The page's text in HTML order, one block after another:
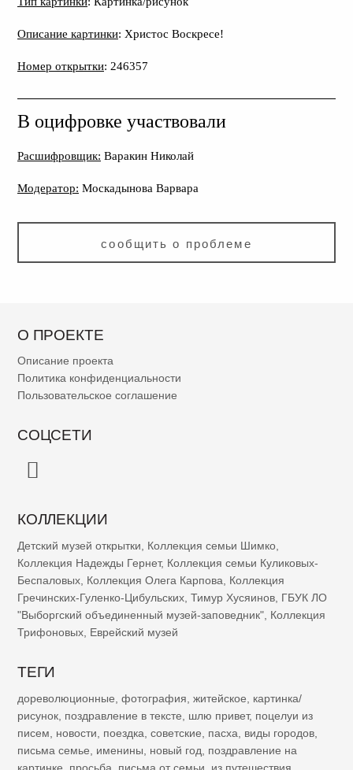
Описание картинки: Христос Воскресе!
Номер открытки: 246357
В оцифровке участвовали
Расшифровщик: Варакин Николай
Модератор: Москадынова Варвара
сообщить о проблеме
О ПРОЕКТЕ
Описание проекта
Политика конфиденциальности
Пользовательское соглашение
СОЦСЕТИ
КОЛЛЕКЦИИ
Детский музей открытки Коллекция семьи Шимко
Коллекция Надежды Гернет, Коллекция семьи Куликовых-
Беспаловых Коллекция Олега Карпова
Коллекция
Гречинских-Гуленко-Цибульских Тимур Хусяинов ГБУК ЛО
"Выборгский объединенный музей-заповедник" Коллекция
Трифоновых Еврейский музей
ТЕГИ
дореволюционные фотография житейское
картинка/
рисунок поздравление в тексте шлю привет, поцелуи из
писем
новости поездка советские пасха виды городов
письма семье
именины новый год
поздравление на
картинке
просьба письма от семьи из путешествия